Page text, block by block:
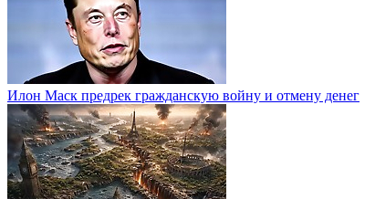
Илон Маск предрек гражданскую войну и отмену денег